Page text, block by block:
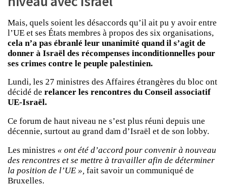
Mais, quels soient les désaccords qu’il ait pu y avoir entre
l’UE et ses États membres à propos des six organisations,
cela n’a pas ébranlé leur unanimité quand il s’agit de
donner à Israël des récompenses inconditionnelles pour
ses crimes contre le peuple palestinien.
Lundi, les 27 ministres des Affaires étrangères du bloc ont
décidé de relancer les rencontres du Conseil associatif
UE-Israël.
Ce forum de haut niveau ne s’est plus réuni depuis une
décennie, surtout au grand dam d’Israël et de son lobby.
Les ministres « ont été d’accord pour convenir à nouveau
des rencontres et se mettre à travailler afin de déterminer
la position de l’UE », fait savoir un communiqué de
Bruxelles.